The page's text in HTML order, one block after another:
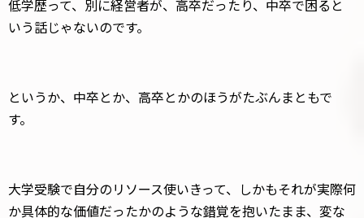
低学歴って、別に経営者が、高卒だったり、中卒で困ると
いう話じゃないのです。
というか、中卒とか、高卒とかのほうがたぶんまともで
す。
大学受験で自分のリソース使いきって、しかもそれが実際何
か具体的な価値だったかのような錯覚を抱いたまま、変な